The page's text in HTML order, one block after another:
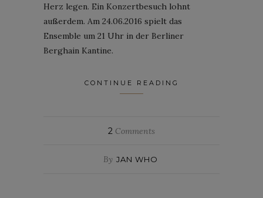
Herz legen. Ein Konzertbesuch lohnt
außerdem. Am 24.06.2016 spielt das
Ensemble um 21 Uhr in der Berliner
Berghain Kantine.
CONTINUE READING
2 Comments
By JAN WHO